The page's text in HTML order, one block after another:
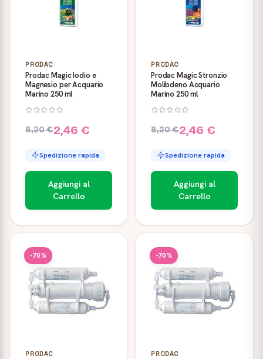
PRODAC
Prodac Magic Iodio e
Magnesio per Acquario
Marino 250 ml
8,20 €2,46 €
Spedizione rapida
Aggiungi al
Carrello
PRODAC
Prodac Magic Stronzio
Molibdeno Acquario
Marino 250 ml
8,20 €2,46 €
Spedizione rapida
Aggiungi al
Carrello
-70%
PRODAC
-70%
PRODAC